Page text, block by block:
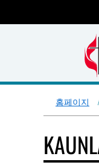
홈페이지